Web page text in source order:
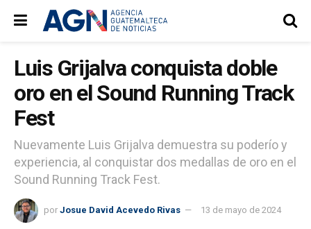
Luis Grijalva conquista doble
oro en el Sound Running Track
Fest
Nuevamente Luis Grijalva demuestra su poderío y
experiencia, al conquistar dos medallas de oro en el
Sound Running Track Fest.
por Josue David Acevedo Rivas 13 de mayo de 2024